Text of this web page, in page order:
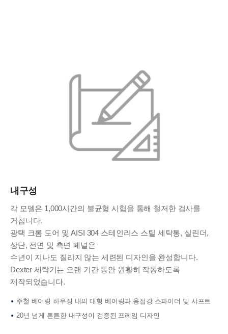
내구성
각 모델은 1,000시간의 불균형 시험을 통해 철저한 검사를
거칩니다.
광택 크롬 도어 및 AISI 304 스테인리스 스틸 세탁통, 실린더,
상단, 전면 및 측면 페널은
수년이 지나도 질리지 않는 세련된 디자인을 완성합니다.
Dexter 세탁기는 오랜 기간 동안 원활히 작동하도록
제작되었습니다.
주철 베어링 하우징 내의 대형 베어링과 용접강 스파이더 및 샤프트
20년 넘게 튼튼한 내구성이 검증된 프레임 디자인